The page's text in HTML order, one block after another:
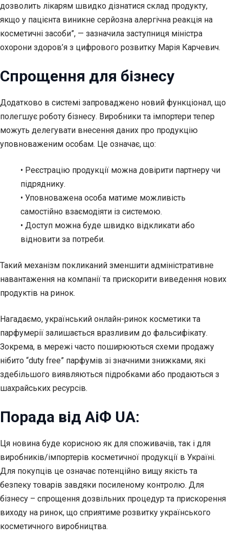
дозволить лікарям швидко дізнатися склад продукту,
якщо у пацієнта виникне серйозна алергічна реакція на
косметичні засоби”, — зазначила заступниця міністра
охорони здоров’я з цифрового розвитку Марія Карчевич.
Спрощення для бізнесу
Додатково в системі запроваджено новий функціонал, що
полегшує роботу бізнесу. Виробники та імпортери тепер
можуть делегувати внесення даних про продукцію
уповноваженим особам. Це означає, що:
• Реєстрацію продукції можна довірити партнеру чи
підряднику.
• Уповноважена особа матиме можливість
самостійно взаємодіяти із системою.
• Доступ можна буде швидко відкликати або
відновити за потреби.
Такий механізм покликаний зменшити адміністративне
навантаження на компанії та прискорити виведення нових
продуктів на ринок.
Нагадаємо, український онлайн-ринок косметики та
парфумерії залишається вразливим до фальсифікату.
Зокрема, в мережі часто поширюються схеми продажу
нібито “duty free” парфумів зі значними знижками, які
здебільшого виявляються підробками або продаються з
шахрайських ресурсів.
Порада від АіФ UA:
Ця новина буде корисною як для споживачів, так і для
виробників/імпортерів косметичної продукції в Україні.
Для покупців це означає потенційно вищу якість та
безпеку товарів завдяки посиленому контролю. Для
бізнесу – спрощення дозвільних процедур та прискорення
виходу на ринок, що сприятиме розвитку українського
косметичного виробництва.